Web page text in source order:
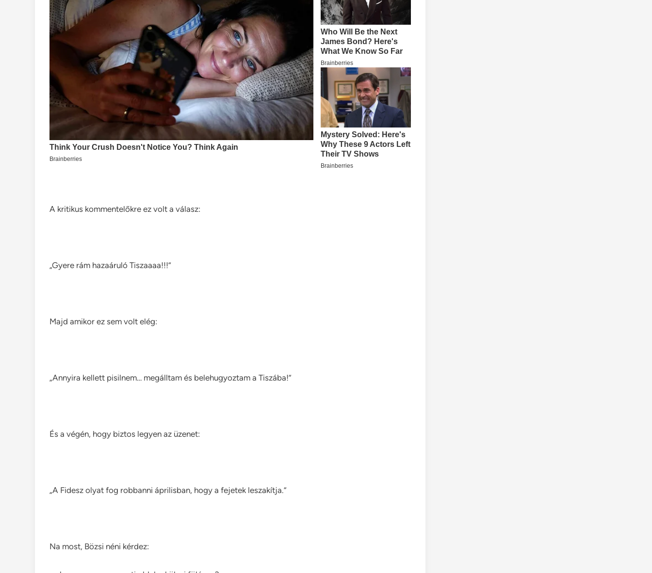
A kritikus kommentelőkre ez volt a válasz:
„Gyere rám hazaáruló Tiszaaaa!!!”
Majd amikor ez sem volt elég:
„Annyira kellett pisilnem… megálltam és belehugyoztam a Tiszába!”
És a végén, hogy biztos legyen az üzenet:
„A Fidesz olyat fog robbanni áprilisban, hogy a fejetek leszakítja.”
Na most, Bözsi néni kérdez: